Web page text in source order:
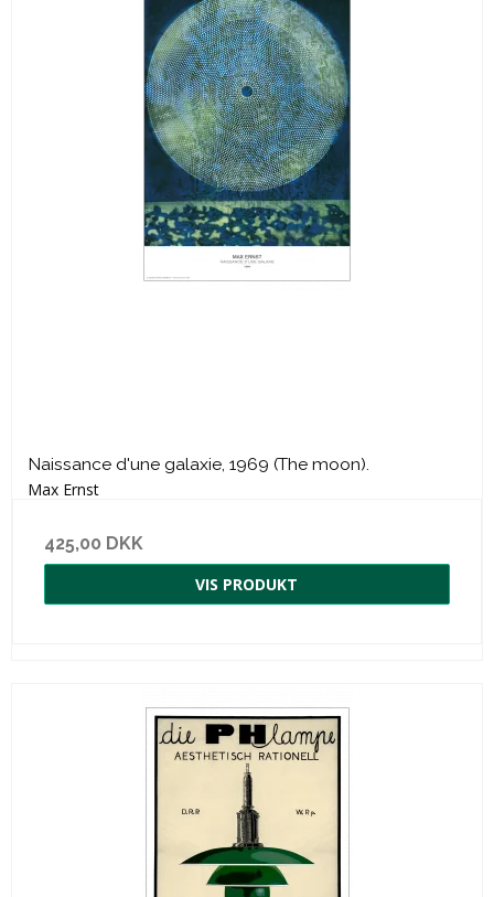
Naissance d'une galaxie, 1969 (The moon).
Max Ernst
425,00 DKK
VIS PRODUKT